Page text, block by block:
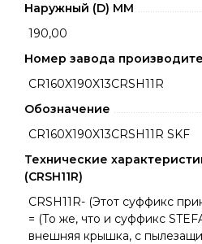
Наружный (D) ММ
190,00
Номер завода
CR160X190X13CRSH11R
Обозначение
CR160X190X13CRSH11R SKF
Технические
(CRSH11R)
CRSH11R- (Этот суффикс
= (То же, что и суффикс
внешняя крышка, с